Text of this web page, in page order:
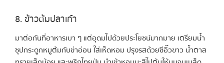
8. ข้าวต้มปลาเก๋า
มาต่อกันที่อาหารเบา ๆ แต่อุดมไปด้วยประโยชน์มากมาย เตรียมน้ำ
ซุปกระดูกหมูต้มกับข่าอ่อน ใส่เห็ดหอม ปรุงรสด้วยซีอิ๊วขาว น้ำตาล